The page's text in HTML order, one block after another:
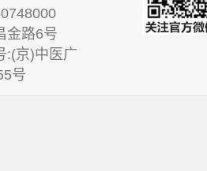
金路6号
:(京)中医广
号